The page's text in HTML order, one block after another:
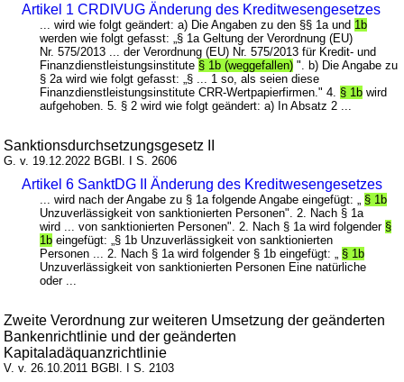
Artikel 1 CRDIVUG Änderung des Kreditwesengesetzes
... wird wie folgt geändert: a) Die Angaben zu den §§ 1a und 1b
werden wie folgt gefasst: „§ 1a Geltung der Verordnung (EU)
Nr. 575/2013 ... der Verordnung (EU) Nr. 575/2013 für Kredit- und
Finanzdienstleistungsinstitute § 1b (weggefallen) ". b) Die Angabe zu
§ 2a wird wie folgt gefasst: „§ ... 1 so, als seien diese
Finanzdienstleistungsinstitute CRR-Wertpapierfirmen." 4. § 1b wird
aufgehoben. 5. § 2 wird wie folgt geändert: a) In Absatz 2 ...
Sanktionsdurchsetzungsgesetz II
G. v. 19.12.2022 BGBl. I S. 2606
Artikel 6 SanktDG II Änderung des Kreditwesengesetzes
... wird nach der Angabe zu § 1a folgende Angabe eingefügt: „ § 1b
Unzuverlässigkeit von sanktionierten Personen". 2. Nach § 1a
wird ... von sanktionierten Personen". 2. Nach § 1a wird folgender §
1b eingefügt: „§ 1b Unzuverlässigkeit von sanktionierten
Personen ... 2. Nach § 1a wird folgender § 1b eingefügt: „ § 1b
Unzuverlässigkeit von sanktionierten Personen Eine natürliche
oder ...
Zweite Verordnung zur weiteren Umsetzung der geänderten
Bankenrichtlinie und der geänderten
Kapitaladäquanzrichtlinie
V. v. 26.10.2011 BGBl. I S. 2103